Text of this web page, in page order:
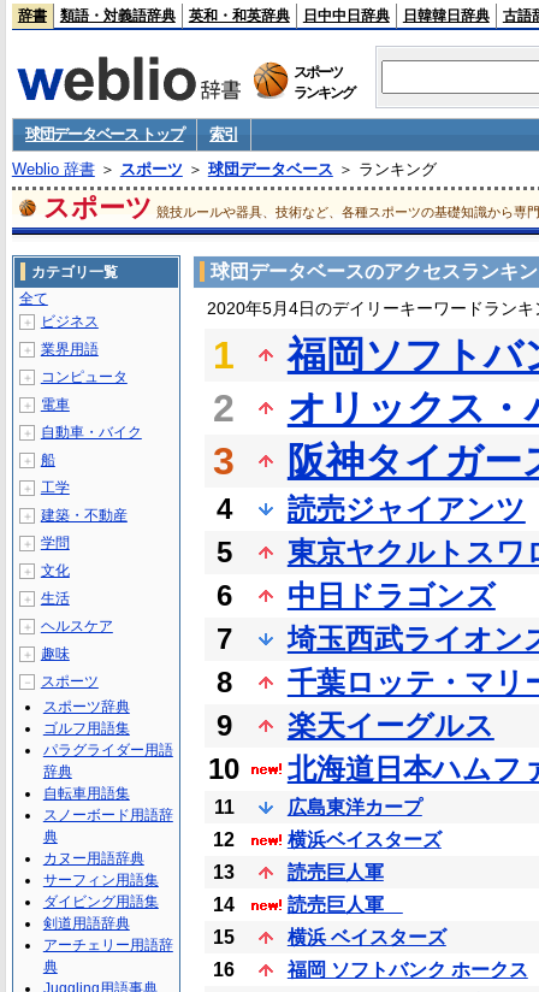
辞書 類語・対義語辞典 英和・和英辞典 日中中日辞典 日韓韓日辞典 古語
スポーツ
ランキング
球団データベース トップ
索引
Weblio 辞書＞ スポーツ ＞ 球団データベース ＞ ランキング
スポーツ 競技ルールや器具、技術など、各種スポーツの基礎知識から専
球団データベースのアクセスランキ
2020年5月4日のデイリーキーワードランキ
1
福岡ソフトバ
2
オリックス・
3
阪神タイガー
4
読売ジャイアンツ
5
東京ヤクルトスワ
6
中日ドラゴンズ
7
埼玉西武ライオン
8
千葉ロッテ・マリ
9
楽天イーグルス
10
北海道日本ハムフ
11
広島東洋カープ
12
横浜ベイスターズ
13
読売巨人軍
14
読売巨人軍
15
横浜 ベイスターズ
16
福岡 ソフトバンク ホークス
カテゴリ一覧
全て
＋ ビジネス
＋ 業界用語
＋ コンピュータ
＋ 電車
＋ 自動車・バイク
＋ 船
＋ 工学
＋ 建築・不動産
＋ 学問
＋ 文化
＋ 生活
＋ ヘルスケア
＋ 趣味
－
スポーツ
スポーツ辞典
ゴルフ用語集
パラグライダー用語
辞典
自転車用語集
スノーボード用語辞
典
カヌー用語辞典
サーフィン用語集
ダイビング用語集
剣道用語辞典
アーチェリー用語辞
典
Juggling用語事典